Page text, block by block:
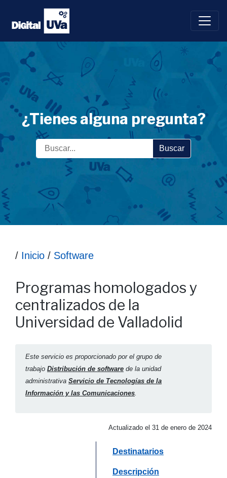
Saltar
contenido
¿Tienes alguna pregunta?
Buscar
Ruta hasta la información
/ Inicio / Software
Programas homologados y
centralizados de la
Universidad de Valladolid
Este servicio es proporcionado por el grupo de
trabajo Distribución de software de la unidad
administrativa Servicio de Tecnologías de la
Información y las Comunicaciones.
Actualizado el 31 de enero de 2024
Saltar a
Destinatarios
Saltar a
Descripción